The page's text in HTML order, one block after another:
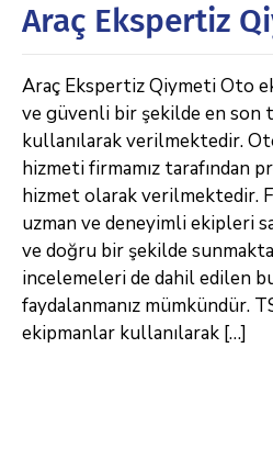
Araç Ekspertiz
Araç Ekspertiz Qiymeti Oto
ve güvenli bir şekilde en son
kullanılarak verilmektedir.
hizmeti firmamız tarafından
hizmet olarak verilmektedir.
uzman ve deneyimli ekipleri
ve doğru bir şekilde
incelemeleri de dahil edilen
faydalanmanız mümkündür.
ekipmanlar kullanılarak […]